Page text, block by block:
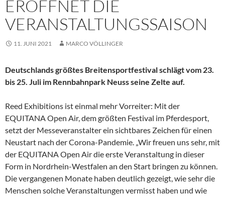
ERÖFFNET DIE
VERANSTALTUNGSSAISON
11. JUNI 2021 MARCO VÖLLINGER
Deutschlands größtes Breitensportfestival schlägt vom 23.
bis 25. Juli im Rennbahnpark Neuss seine Zelte auf.
Reed Exhibitions ist einmal mehr Vorreiter: Mit der
EQUITANA Open Air, dem größten Festival im Pferdesport,
setzt der Messeveranstalter ein sichtbares Zeichen für einen
Neustart nach der Corona-Pandemie. „Wir freuen uns sehr, mit
der EQUITANA Open Air die erste Veranstaltung in dieser
Form in Nordrhein-Westfalen an den Start bringen zu können.
Die vergangenen Monate haben deutlich gezeigt, wie sehr die
Menschen solche Veranstaltungen vermisst haben und wie